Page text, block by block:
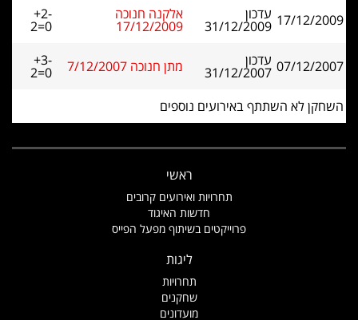
17/12/2009 עדכון
31/12/2009
אלקנה חנוכה
17/12/2009
+2-
2=0
07/12/2007 עדכון
31/12/2007 מתן חנוכה 7/12/2007 +3-
2=0
השחקן לא השתתף באירועים נוספים
ראשי
תחרויות ואירועים קרובים
חדשות האיגוד
פרוייקטים בשיתוף מפעל הפייס
ליגות
תחרויות
שחקנים
מועדונים